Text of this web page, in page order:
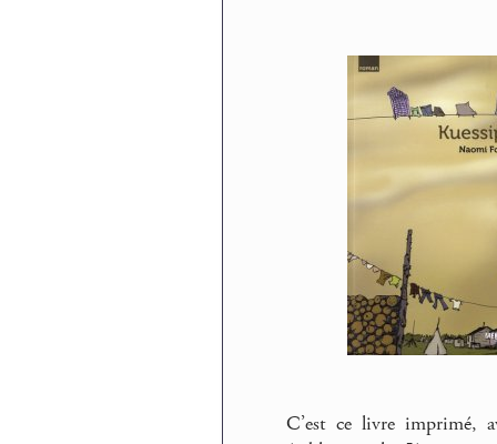
C’est ce livre imprimé,